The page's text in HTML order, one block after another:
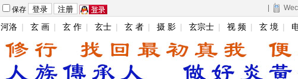
保存
河洛 | 玄 画 | 玄 作 | 玄士 | 玄 者 | 摄 影 | 玄宗士 | 视 频 | 玄 境 |